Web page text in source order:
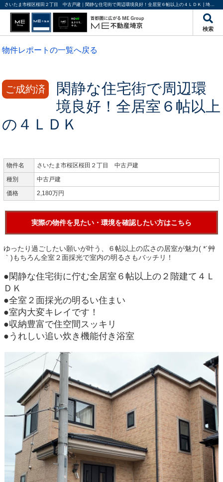
さいたま市桜区桜田２丁目 中古戸建｜閑静な住宅街で周辺環境良好！全居室６帖以上の４ＬＤＫ | 埼玉・東京・千葉の不動産のことならME不動産埼京
検索
物件レポートの一覧へ戻る
ご成約済
閑静な住宅街で周辺環
境良好！全居室６帖以上
の４ＬＤＫ
物件名
さいたま市桜区桜田２丁目 中古戸建
種別
中古戸建
価格
2,180万円
実際の物件を見たい・環境を確認したい方はこちら
ゆったり過ごしたい願いが叶う、６帖以上の広さの居室が魅力( *´艸
｀)もちろん全室２面採光で室内の明るさもバッチリ！
●閑静な住宅街に佇む全居室６帖以上の２階建て４Ｌ
ＤＫ
●全室２面採光の明るい住まい
●室内大変キレイです！
●収納豊富で住空間スッキリ
●うれしい追い炊き機能付き浴室